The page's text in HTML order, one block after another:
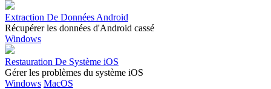
Extraction De Données Android
Récupérer les données d'Android cassé
Windows
Restauration De Système iOS
Gérer les problèmes du système iOS
Windows MacOS